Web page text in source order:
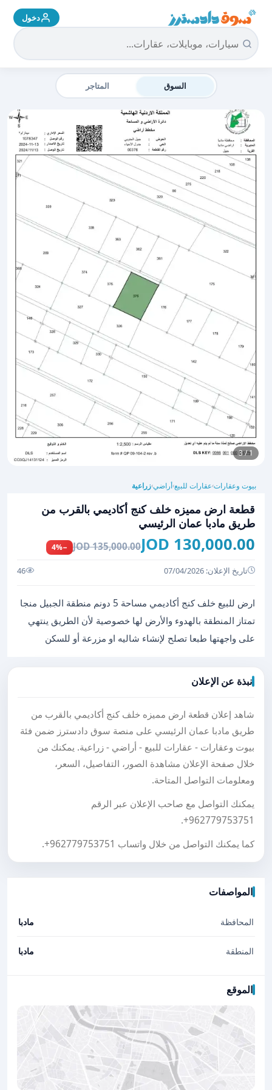
سوق دادسترز الرئيسية دخول
السوق المتاجر
1 / 3
بيوت وعقارات›عقارات للبيع›أراضي›زراعية
قطعة ارض مميزه خلف كنج أكاديمي بالقرب من
طريق مادبا عمان الرئيسي
130,000.00 JOD
135,000.00 JOD
−4%
تاريخ الإعلان: 07/04/2026 46
ارض للبيع خلف كنج أكاديمي مساحة 5 دونم منطقة الجبيل منجا
تمتاز المنطقة بالهدوء والأرض لها خصوصية لأن الطريق ينتهي
على واجهتها طبعا تصلح لإنشاء شاليه او مزرعة أو للسكن
نبذة عن الإعلان
شاهد إعلان قطعة ارض مميزه خلف كنج أكاديمي بالقرب من
طريق مادبا عمان الرئيسي على منصة سوق دادسترز ضمن فئة
بيوت وعقارات - عقارات للبيع - أراضي - زراعية. يمكنك من
خلال صفحة الإعلان مشاهدة الصور، التفاصيل، السعر،
ومعلومات التواصل المتاحة.
يمكنك التواصل مع صاحب الإعلان عبر الرقم
+962779753751
.
كما يمكنك التواصل من خلال واتساب +962779753751
.
المواصفات
المحافظة مادبا
المنطقة مادبا
الموقع